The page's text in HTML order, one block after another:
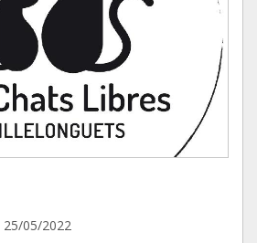
25/05/2022